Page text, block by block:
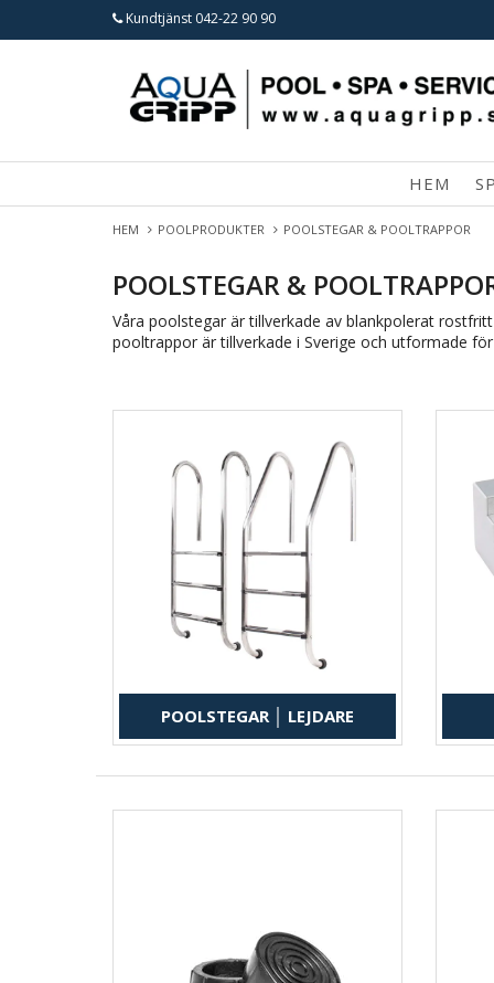
Kundtjänst 042-22 90 90
HEM
HEM POOLPRODUKTER POOLSTEGAR & POOLTRAPPOR
POOLSTEGAR &
Våra poolstegar är tillverkade av blankpolerat
pooltrappor är tillverkade i Sverige och utformade
POOLSTEGAR │ LEJDARE